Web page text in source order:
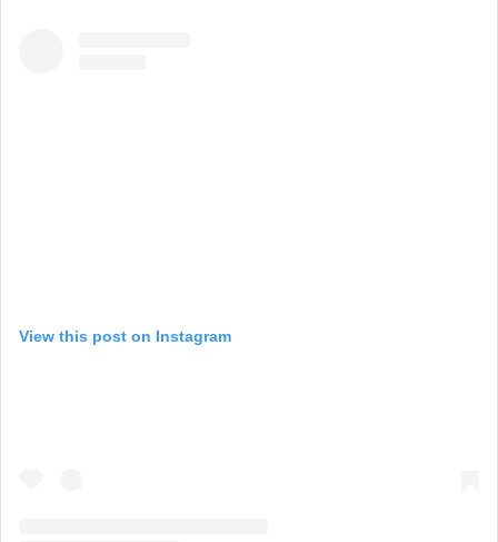
View this post on Instagram